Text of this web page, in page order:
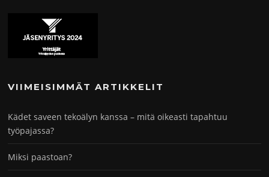
VIIMEISIMMÄT ARTIKKELIT
Kädet saveen tekoälyn kanssa – mitä oikeasti tapahtuu
työpajassa?
Miksi paastoan?